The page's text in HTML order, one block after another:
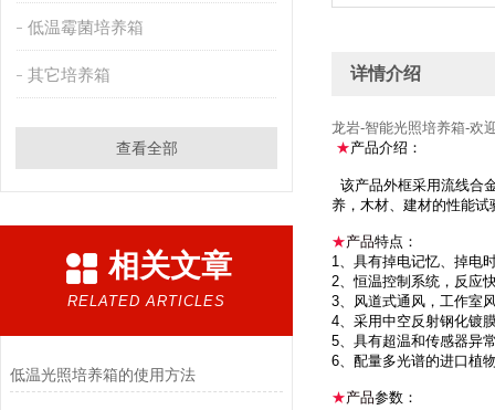
低温霉菌培养箱
其它培养箱
查看全部
相关文章
RELATED ARTICLES
低温光照培养箱的使用方法
详情介绍
龙岩-智能光照培养箱-欢
★产品介绍：
该产品外框采用流线合
养，木材、建材的性能
★产品特点：
1、具有掉电记忆、掉电
2、恒温控制系统，反应
3、风道式通风，工作室
4、采用中空反射钢化镀
5、具有超温和传感器异
6、配量多光谱的进口植
★产品参数：